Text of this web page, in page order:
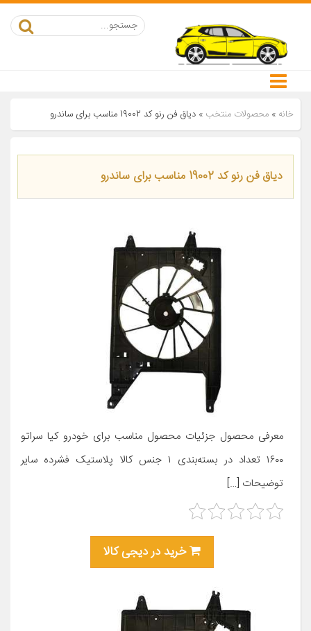
خانه » محصولات منتخب » دیاق فن رنو کد 19002 مناسب برای ساندرو
دیاق فن رنو کد 19002 مناسب برای ساندرو
معرفی محصول جزئیات محصول مناسب برای خودرو کیا سراتو
۱۶۰۰ تعداد در بسته‌بندی ۱ جنس کالا پلاستیک فشرده سایر
توضیحات […]
خرید در دیجی کالا